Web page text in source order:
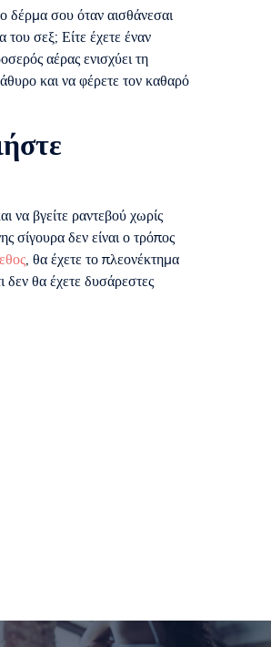
δέρμα σου όταν αισθάνεσαι
σεξ; Είτε έχετε έναν
αέρας ενισχύει τη
και να φέρετε τον καθαρό
να βγείτε ραντεβού χωρίς
σίγουρα δεν είναι ο τρόπος
, θα έχετε το πλεονέκτημα
θα έχετε δυσάρεστες